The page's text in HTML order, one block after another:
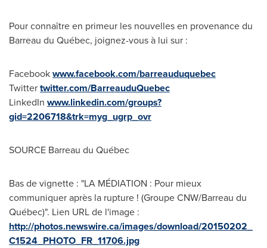
Pour connaître en primeur les nouvelles en provenance du
Barreau du Québec, joignez-vous à lui sur :
Facebookwww.facebook.com/barreauduquebec
Twittertwitter.com/BarreauduQuebec
LinkedIn www.linkedin.com/groups?
gid=2206718&trk=myg_ugrp_ovr
SOURCE Barreau du Québec
Bas de vignette : "LA MÉDIATION : Pour mieux
communiquer après la rupture ! (Groupe CNW/Barreau du
Québec)". Lien URL de l'image :
http://photos.newswire.ca/images/download/20150202_
C1524_PHOTO_FR_11706.jpg